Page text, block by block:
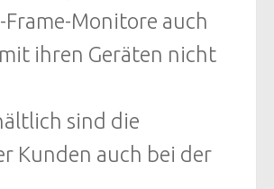
Monitore auch
ihren Geräten nicht
sind die
Kunden auch bei der